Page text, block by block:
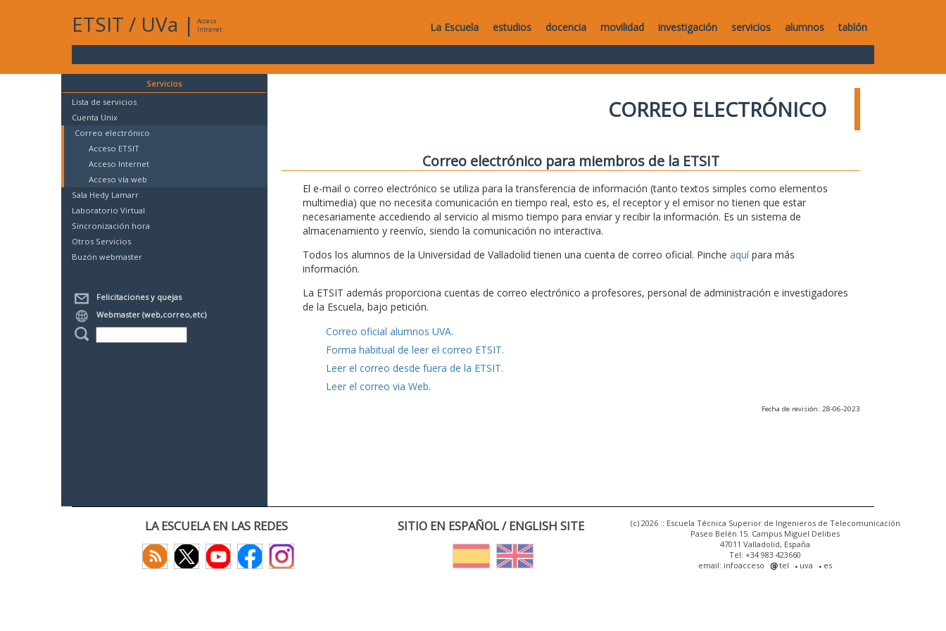
ETSIT / UVa |
Acceso
Intranet
La Escuela estudios docencia movilidad investigación servicios alumnos tablón
Servicios
Lista de servicios
Cuenta Unix
Correo electrónico
Acceso ETSIT
Acceso Internet
Acceso vía web
Sala Hedy Lamarr
Laboratorio Virtual
Sincronización hora
Otros Servicios
Buzón webmaster
Felicitaciones y quejas
Webmaster (web,correo,etc)
CORREO ELECTRÓNICO
Correo electrónico para miembros de la ETSIT
El e-mail o correo electrónico se utiliza para la transferencia de información (tanto textos simples como elementos
multimedia) que no necesita comunicación en tiempo real, esto es, el receptor y el emisor no tienen que estar
necesariamente accediendo al servicio al mismo tiempo para enviar y recibir la información. Es un sistema de
almacenamiento y reenvío, siendo la comunicación no interactiva.
Todos los alumnos de la Universidad de Valladolid tienen una cuenta de correo oficial. Pinche aquípara más
información.
La ETSIT además proporciona cuentas de correo electrónico a profesores, personal de administración e investigadores
de la Escuela, bajo petición.
Correo oficial alumnos UVA.
Forma habitual de leer el correo ETSIT.
Leer el correo desde fuera de la ETSIT.
Leer el correo via Web.
Fecha de revisión: 28-06-2023
LA ESCUELA EN LAS REDES SITIO EN ESPAÑOL / ENGLISH SITE
(c) 2026 :: Escuela Técnica Superior de Ingenieros de Telecomunicación
Paseo Belén 15. Campus Miguel Delibes
47011 Valladolid, España
Tel: +34 983 423660
email: infoacceso
tel uva es